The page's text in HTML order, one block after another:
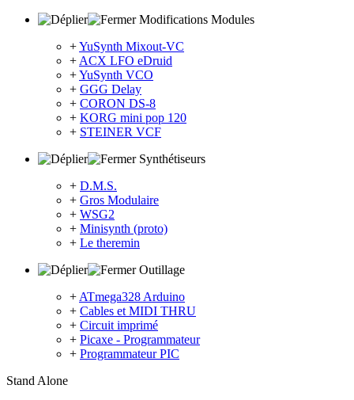
Modifications Modules
+YuSynth Mixout-VC
+ ACX LFO eDruid
+YuSynth VCO
+ GGG Delay
+ CORON DS-8
+ KORG mini pop 120
+ STEINER VCF
Synthétiseurs
+ D.M.S.
+ Gros Modulaire
+ WSG2
+ Minisynth (proto)
+ Le theremin
Outillage
+ ATmega328 Arduino
+ Cables et MIDI THRU
+ Circuit imprimé
+ Picaxe - Programmateur
+ Programmateur PIC
Stand Alone